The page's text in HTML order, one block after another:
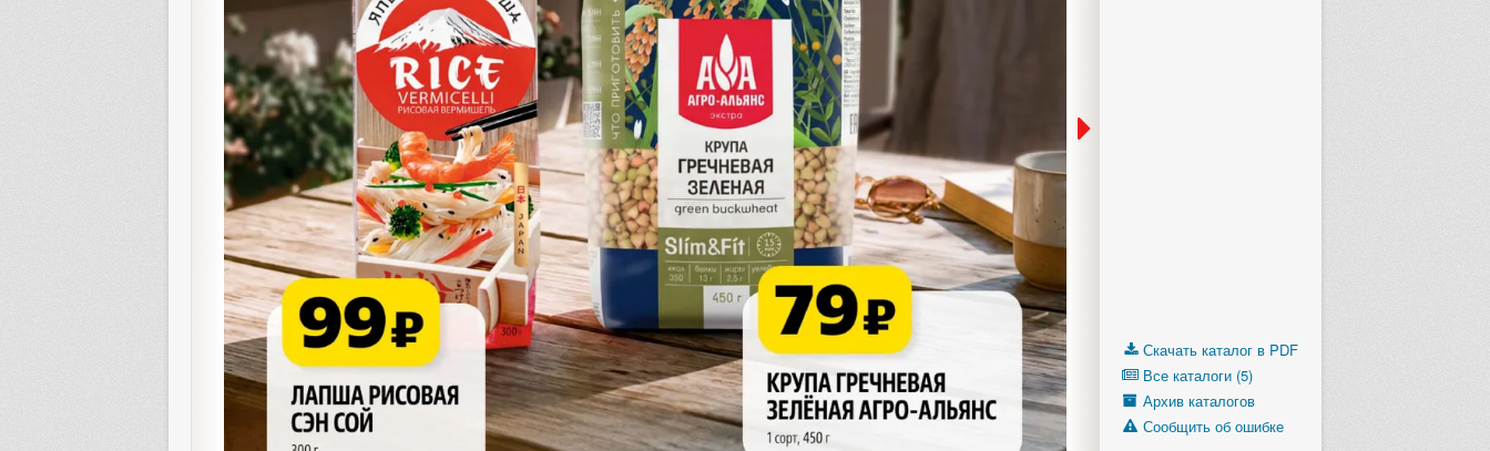
Скачать каталог в PDF
Все каталоги (5)
Архив каталогов
Сообщить об ошибке